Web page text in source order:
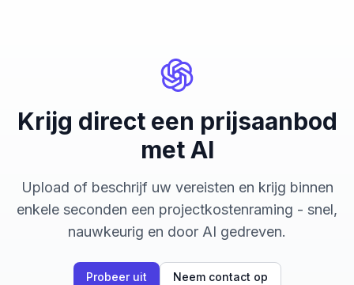
Krijg direct een prijsaanbod
met AI
Upload of beschrijf uw vereisten en krijg binnen
enkele seconden een projectkostenraming - snel,
nauwkeurig en door AI gedreven.
Probeer uit Neem contact op